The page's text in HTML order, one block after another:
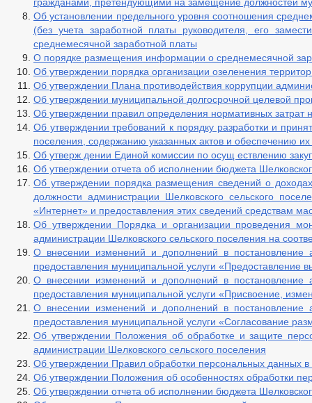
_
Структура, полномочия, задачи и функции
Сведения о численности муниципальных
Информация о кадровом обеспечении
Порядок поступления граждан на
Кадровый резерв
Контактная информация
Информация о конкурсах на замещение
Квалификационные требования
Нормативно-правовые акты
Условия и результаты конкурсов
_
Специальная оценка условий труда
Состав поселения
Сведения о СМИ, учрежденных администрацией
Подведомственные организации
Предпринимательство
Количество субъектов малого и среднего
Объекты для малого и среднего бизнеса
Сведения о льготах, отсрочках, рассрочках
Объекты, предлагаемые для сдачи в аренду
Информационные материалы
Индивидуальные предприниматели
Число замещенных рабочих мест
Оборот товаров, работ и услуг
Финансово-экономическое состояние
Закупка товаров, работ и услуг
Совет по предпринимательству
Местные налоги
Статистические данные
Нотариальные дела
Номенклатура дел
Об установлении предельного уровня соотношения
(без учета заработной платы руководителя, его
среднемесячной заработной платы
О порядке размещения информации о среднемесячной
Об утверждении порядка организации озеленения
Об утверждении Плана противодействия коррупции
Об утверждении муниципальной долгосрочной целевой
Об утверждении правил определения нормативных затрат
Об утверждении требований к порядку разработки и
поселения, содержанию указанных актов и обеспечению
Об утверж дении Единой комиссии по осущ ествлению
Об утверждении отчета об исполнении бюджета
Об утверждении порядка размещения сведений о
должности администрации Шелковского сельского
«Интернет» и предоставления этих сведений средствам
Об утверждении Порядка и организации проведения
администрации Шелковского сельского поселения на
О внесении изменений и дополнений в постановление
предоставления муниципальной услуги «Предоставление
О внесении изменений и дополнений в постановление
предоставления муниципальной услуги «Присвоение,
О внесении изменений и дополнений в постановление
предоставления муниципальной услуги «Согласование
Об утверждении Положения об обработке и защите
администрации Шелковского сельского поселения
Об утверждении Правил обработки персональных данных
Об утверждении Положения об особенностях обработки
Об утверждении отчета об исполнении бюджета